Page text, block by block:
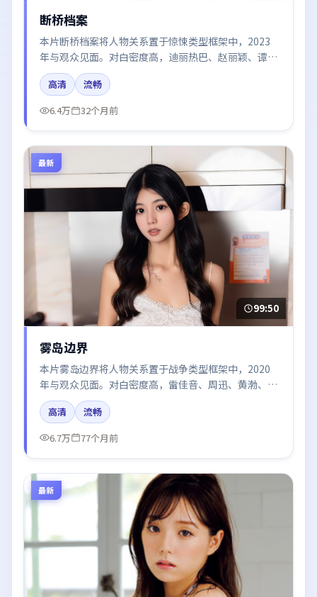
断桥档案
本片断桥档案将人物关系置于惊悚类型框架中，2023
年与观众见面。对白密度高，迪丽热巴、赵丽颖、谭卓
的台词节奏值得关注；整体气质偏中国大陆都市与冷色
调摄影。
高清
流畅
6.4万
32个月前
最新
99:50
雾岛边界
本片雾岛边界将人物关系置于战争类型框架中，2020
年与观众见面。对白密度高，雷佳音、周迅、黄渤、易
烊千玺的台词节奏值得关注；整体气质偏韩国都市与冷
色调摄影。
高清
流畅
6.7万
77个月前
最新